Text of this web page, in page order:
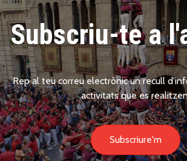
Subscriu-te a
Rep al teu correu electrònic un recull
activitats que es
Subscriure'm